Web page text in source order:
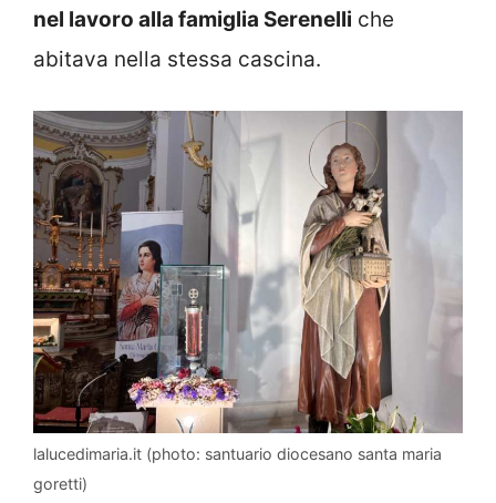
nel lavoro alla famiglia Serenelli che
abitava nella stessa cascina.
lalucedimaria.it (photo: santuario diocesano santa maria
goretti)